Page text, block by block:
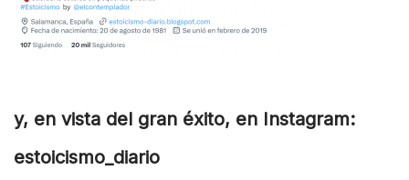
y, en vista del gran éxito, en Instagram:
estoicismo_diario